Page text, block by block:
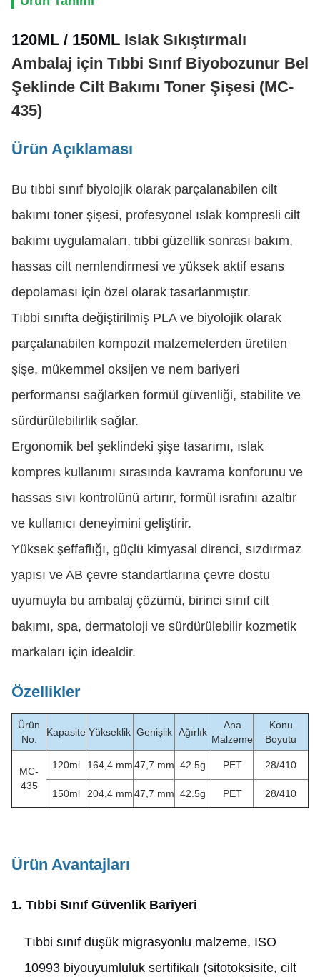
120ML / 150ML Islak Sıkıştırmalı
Ambalaj için Tıbbi Sınıf Biyobozunur Bel
Şeklinde Cilt Bakımı Toner Şişesi (MC-
435)
Ürün Açıklaması
Bu tıbbi sınıf biyolojik olarak parçalanabilen cilt
bakımı toner şişesi, profesyonel ıslak kompresli cilt
bakımı uygulamaları, tıbbi güzellik sonrası bakım,
hassas cilt nemlendirmesi ve yüksek aktif esans
depolaması için özel olarak tasarlanmıştır.
Tıbbi sınıfta değiştirilmiş PLA ve biyolojik olarak
parçalanabilen kompozit malzemelerden üretilen
şişe, mükemmel oksijen ve nem bariyeri
performansı sağlarken formül güvenliği, stabilite ve
sürdürülebilirlik sağlar.
Ergonomik bel şeklindeki şişe tasarımı, ıslak
kompres kullanımı sırasında kavrama konforunu ve
hassas sıvı kontrolünü artırır, formül israfını azaltır
ve kullanıcı deneyimini geliştirir.
Yüksek şeffaflığı, güçlü kimyasal direnci, sızdırmaz
yapısı ve AB çevre standartlarına çevre dostu
uyumuyla bu ambalaj çözümü, birinci sınıf cilt
bakımı, spa, dermatoloji ve sürdürülebilir kozmetik
markaları için idealdir.
Özellikler
Ürün
No.
Kapasite Yükseklik Genişlik Ağırlık
Ana
Malzeme
Konu
Boyutu
MC-
435
120ml 164,4 mm47,7 mm 42.5g PET 28/410
150ml 204,4 mm47,7 mm 42.5g PET 28/410
Ürün Avantajları
1. Tıbbi Sınıf Güvenlik Bariyeri
Tıbbi sınıf düşük migrasyonlu malzeme, ISO
10993 biyouyumluluk sertifikalı (sitotoksisite, cilt